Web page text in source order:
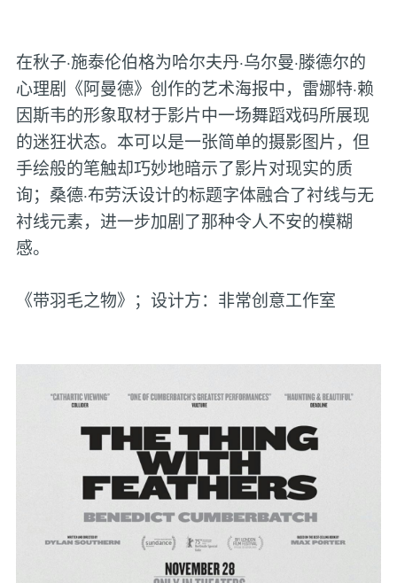
在秋子·施泰伦伯格为哈尔夫丹·乌尔曼·滕德尔的
心理剧《阿曼德》创作的艺术海报中，雷娜特·赖
因斯韦的形象取材于影片中一场舞蹈戏码所展现
的迷狂状态。本可以是一张简单的摄影图片，但
手绘般的笔触却巧妙地暗示了影片对现实的质
询；桑德·布劳沃设计的标题字体融合了衬线与无
衬线元素，进一步加剧了那种令人不安的模糊
感。
《带羽毛之物》；设计方：非常创意工作室